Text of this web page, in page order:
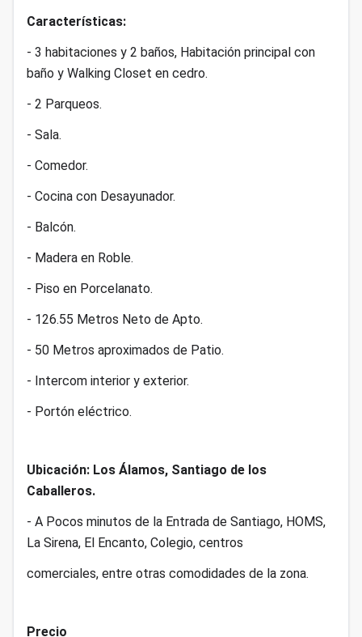
Características:
- 3 habitaciones y 2 baños, Habitación principal con
baño y Walking Closet en cedro.
- 2 Parqueos.
- Sala.
- Comedor.
- Cocina con Desayunador.
- Balcón.
- Madera en Roble.
- Piso en Porcelanato.
- 126.55 Metros Neto de Apto.
- 50 Metros aproximados de Patio.
- Intercom interior y exterior.
- Portón eléctrico.
Ubicación: Los Álamos, Santiago de los
Caballeros.
- A Pocos minutos de la Entrada de Santiago, HOMS,
La Sirena, El Encanto, Colegio, centros
comerciales, entre otras comodidades de la zona.
Precio